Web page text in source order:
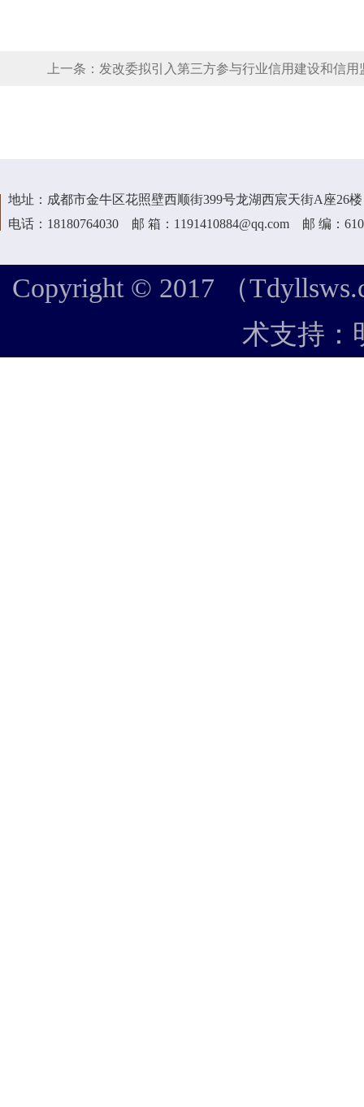
上一条： 发改委拟引入第三方参与行业信用建设和信用
地址：成都市金牛区花照壁西顺街399号龙湖西宸天街A座26楼
电话：18180764030 邮 箱：1191410884@qq.com 邮 编：
Copyright © 2017 （
术支持：